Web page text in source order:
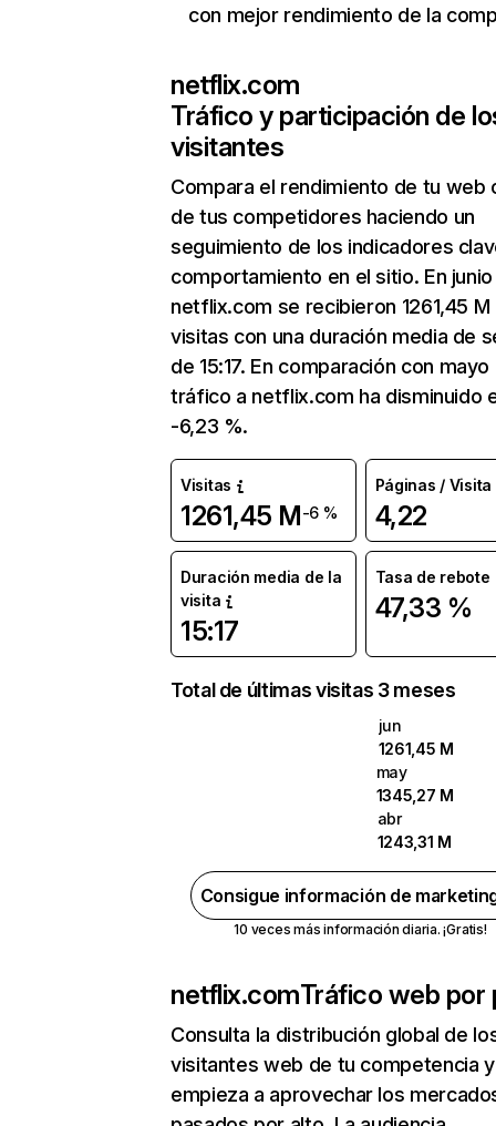
con mejor rendimiento de la
netflix.com
Tráfico y participación de
visitantes
Compara el rendimiento de tu web
de tus competidores haciendo un
seguimiento de los indicadores
comportamiento en el sitio. En junio
netflix.com se recibieron 1261,45 M
visitas con una duración media de
de 15:17. En comparación con mayo
tráfico a netflix.com ha disminuido
-6,23 %.
Visitas
1261,45 M-6 %
Páginas / Visita
4,22
Duración media de la
visita
15:17
Tasa de rebote
47,33 %
Total de últimas visitas 3 meses
jun
1261,45 M
may
1345,27 M
abr
1243,31 M
Consigue información de
10 veces más información diaria. ¡Gratis!
netflix.comTráfico web por
Consulta la distribución global de
visitantes web de tu competencia y
empieza a aprovechar los